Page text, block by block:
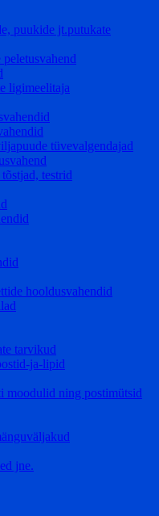
puukide jt.putukate
ligimeelitaja
tüvevalgendajad
testrid
hooldusvahendid
tarvikud
ja-lipid
moodulid ning postimütsid
jne.